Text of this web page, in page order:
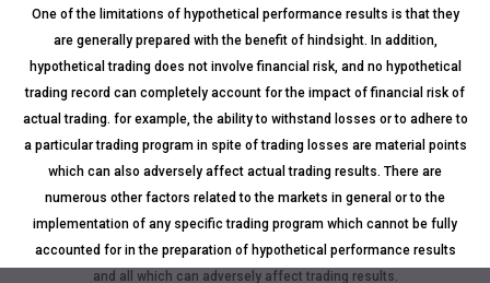
One of the limitations of hypothetical performance results is that they
are generally prepared with the benefit of hindsight. In addition,
hypothetical trading does not involve financial risk, and no hypothetical
trading record can completely account for the impact of financial risk of
actual trading. for example, the ability to withstand losses or to adhere to
a particular trading program in spite of trading losses are material points
which can also adversely affect actual trading results. There are
numerous other factors related to the markets in general or to the
implementation of any specific trading program which cannot be fully
accounted for in the preparation of hypothetical performance results
and all which can adversely affect trading results.